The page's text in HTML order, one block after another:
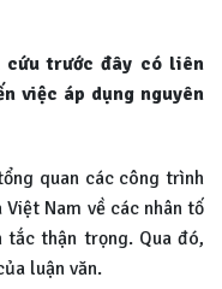
cứu trước đây có liên
việc áp dụng nguyên
quan các công trình
Nam về các nhân tố
tắc thận trọng. Qua đó,
luận văn.